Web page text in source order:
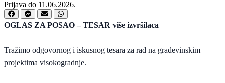
Prijava do 11.06.2026.
OGLAS ZA POSAO – TESAR više izvršilaca
Tražimo odgovornog i iskusnog tesara za rad na građevinskim
projektima visokogradnje.